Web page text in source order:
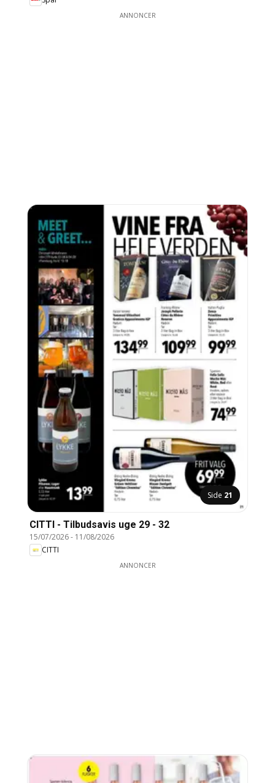
ANNONCER
Side 21
CITTI - Tilbudsavis uge 29 - 32
15/07/2026- 11/08/2026
CITTI
ANNONCER